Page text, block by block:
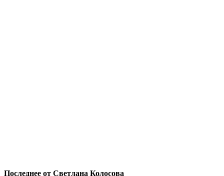
Последнее от Светлана Колосова